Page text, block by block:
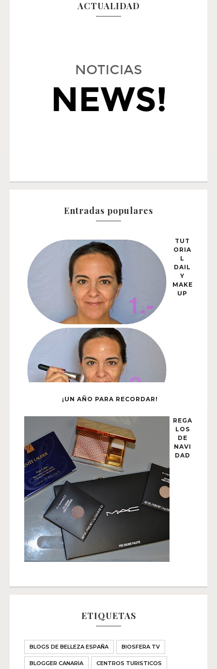
ACTUALIDAD
Entradas populares
TUT
ORIA
L
DAIL
Y
MAKE
UP
¡UN AÑO PARA RECORDAR!
REGA
LOS
DE
NAVI
DAD
ETIQUETAS
BLOGS DE BELLEZA ESPAÑA BIOSFERA TV
BLOGGER CANARIA CENTROS TURISTICOS